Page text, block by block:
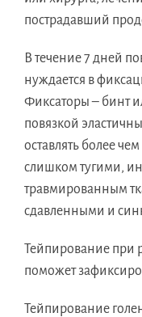
пострадавший
В течение 7 дней
нуждается в
Фиксаторы – бинт
повязкой
оставлять более
слишком тугими,
травмированным
сдавленными и
Тейпирование при
поможет
Тейпирование